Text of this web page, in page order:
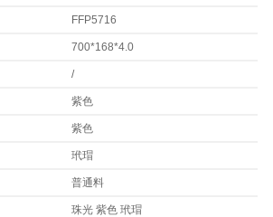
FFP5716
700*168*4.0
/
紫色
紫色
玳瑁
普通料
珠光 紫色 玳瑁